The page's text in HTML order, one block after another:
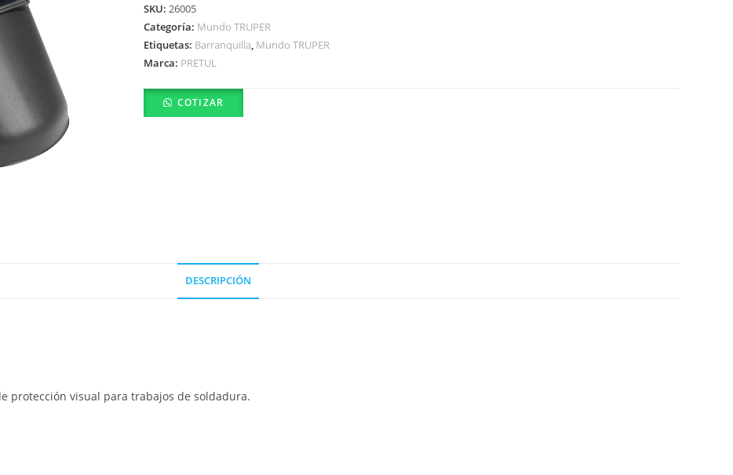
SKU: 26005
Categoría: Mundo TRUPER
Etiquetas: Barranquilla Mundo TRUPER
Marca: PRETUL
COTIZAR
DESCRIPCIÓN
protección visual para trabajos de soldadura.